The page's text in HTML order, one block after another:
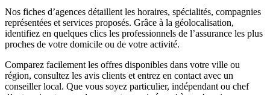
Nos fiches d’agences détaillent les horaires, spécialités, compagnies
représentées et services proposés. Grâce à la géolocalisation,
identifiez en quelques clics les professionnels de l’assurance les plus
proches de votre domicile ou de votre activité.
Comparez facilement les offres disponibles dans votre ville ou
région, consultez les avis clients et entrez en contact avec un
conseiller local. Que vous soyez particulier, indépendant ou chef